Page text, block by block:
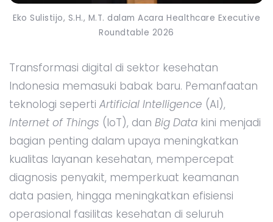
Eko Sulistijo, S.H., M.T. dalam Acara Healthcare Executive
Roundtable 2026
Transformasi digital di sektor kesehatan
Indonesia memasuki babak baru. Pemanfaatan
teknologi seperti Artificial Intelligence (AI),
Internet of Things (IoT), dan Big Data kini menjadi
bagian penting dalam upaya meningkatkan
kualitas layanan kesehatan, mempercepat
diagnosis penyakit, memperkuat keamanan
data pasien, hingga meningkatkan efisiensi
operasional fasilitas kesehatan di seluruh